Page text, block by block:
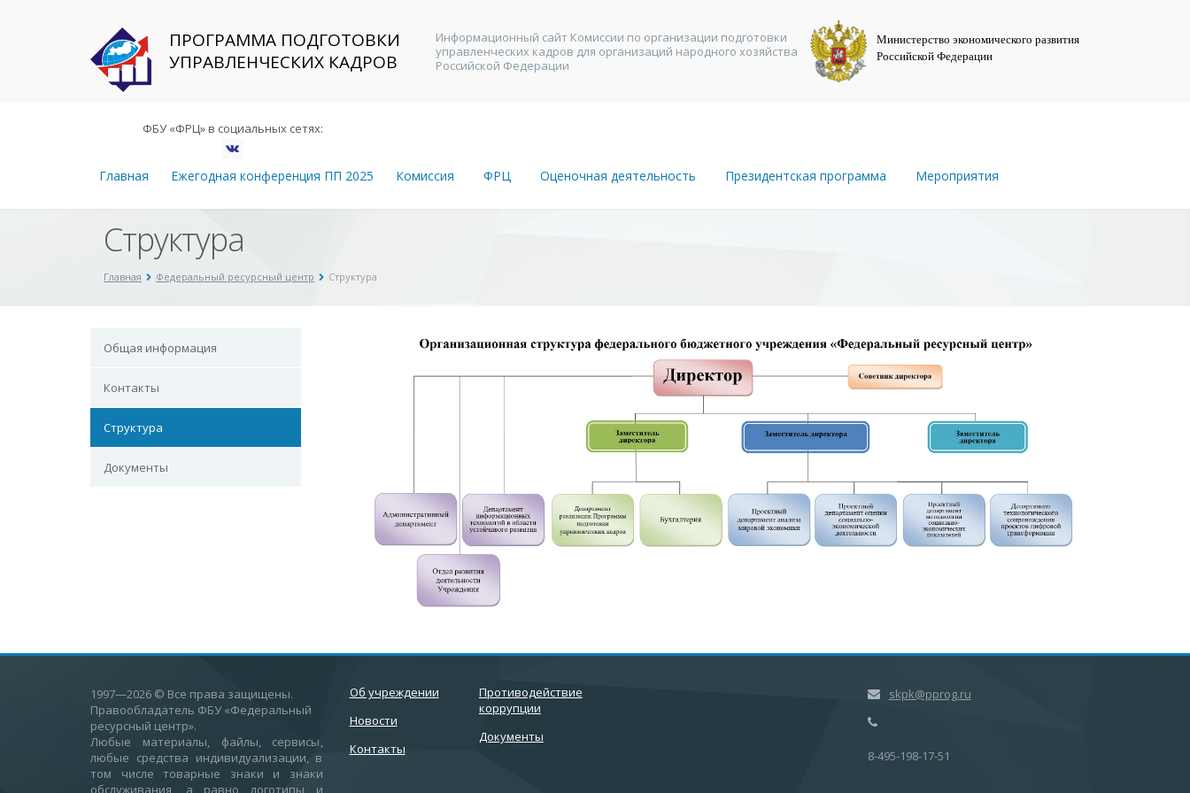
ПРОГРАММА ПОДГОТОВКИ
УПРАВЛЕНЧЕСКИХ КАДРОВ
Информационный сайт Комиссии по организации подготовки
управленческих кадров для организаций народного хозяйства
Российской Федерации
Министерство экономического развития
Российской Федерации
ФБУ «ФРЦ» в социальных сетях:
Главная Ежегодная конференция ПП 2025 Комиссия ФРЦ Оценочная деятельность Президентская программа Мероприятия
Структура
Главная Федеральный ресурсный центр Структура
Общая информация
Контакты
Структура
Документы
1997—2026 © Все права защищены.
Правообладатель ФБУ «Федеральный
ресурсный центр».
Любые материалы, файлы, сервисы,
любые средства индивидуализации, в
том числе товарные знаки и знаки
обслуживания, а равно логотипы и
Об учреждении
Новости
Контакты
Противодействие
коррупции
Документы
skpk@pprog.ru
8-495-198-17-51